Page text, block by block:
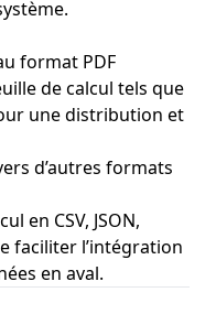
format PDF
de calcul tels que
une distribution et
d’autres formats
en CSV, JSON,
faciliter l’intégration
en aval.